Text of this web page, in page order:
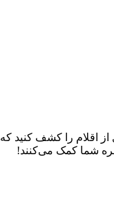
اقلام را کشف کنید
شما کمک می‌کنند!